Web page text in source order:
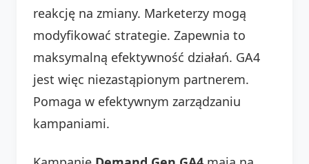
reakcję na zmiany. Marketerzy mogą
modyfikować strategie. Zapewnia to
maksymalną efektywność działań. GA4
jest więc niezastąpionym partnerem.
Pomaga w efektywnym zarządzaniu
kampaniami.